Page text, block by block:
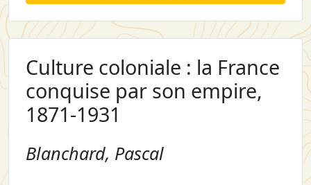
Culture coloniale : la France
conquise par son empire,
1871-1931
Blanchard, Pascal